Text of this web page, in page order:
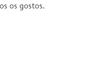
os gostos.